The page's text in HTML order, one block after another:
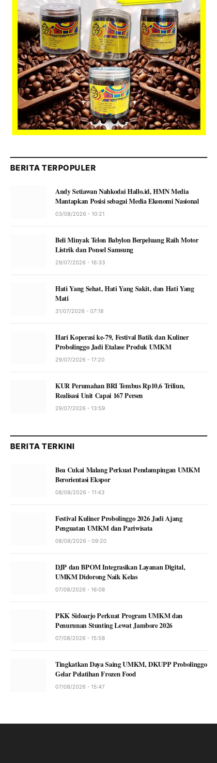
BERITA TERPOPULER
Andy Setiawan Nahkodai Hallo.id, HMN Media
Mantapkan Posisi sebagai Media Ekonomi Nasional
03/08/2026 - 10:21
Beli Minyak Telon Babylon Berpeluang Raih Motor
Listrik dan Ponsel Samsung
29/07/2026 - 16:33
Hati Yang Sehat, Hati Yang Sakit, dan Hati Yang
Mati
31/07/2026 - 07:18
Hari Koperasi ke-79, Festival Batik dan Kuliner
Probolinggo Jadi Etalase Produk UMKM
29/07/2026 - 17:20
KUR Perumahan BRI Tembus Rp10,6 Triliun,
Realisasi Unit Capai 167 Persen
29/07/2026 - 13:59
BERITA TERKINI
Bea Cukai Malang Perkuat Pendampingan UMKM
Berorientasi Ekspor
08/08/2026 - 11:43
Festival Kuliner Probolinggo 2026 Jadi Ajang
Penguatan UMKM dan Pariwisata
08/08/2026 - 09:20
DJP dan BPOM Integrasikan Layanan Digital,
UMKM Didorong Naik Kelas
07/08/2026 - 16:08
PKK Sidoarjo Perkuat Program UMKM dan
Penurunan Stunting Lewat Jambore 2026
07/08/2026 - 15:58
Tingkatkan Daya Saing UMKM, DKUPP Probolinggo
Gelar Pelatihan Frozen Food
07/08/2026 - 15:47